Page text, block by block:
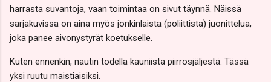
harrasta suvantoja, vaan toimintaa on sivut täynnä. Näissä
sarjakuvissa on aina myös jonkinlaista (poliittista) juonittelua,
joka panee aivonystyrät koetukselle.
Kuten ennenkin, nautin todella kauniista piirrosjäljestä. Tässä
yksi ruutu maistiaisiksi.